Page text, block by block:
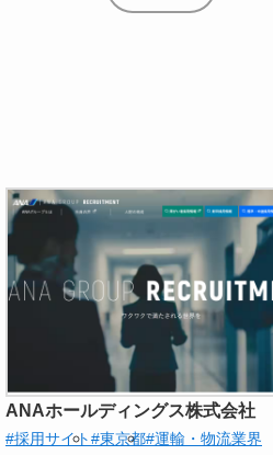
ANAホールディングス株式会社
#採用サイト#東京都#運輸・物流業界